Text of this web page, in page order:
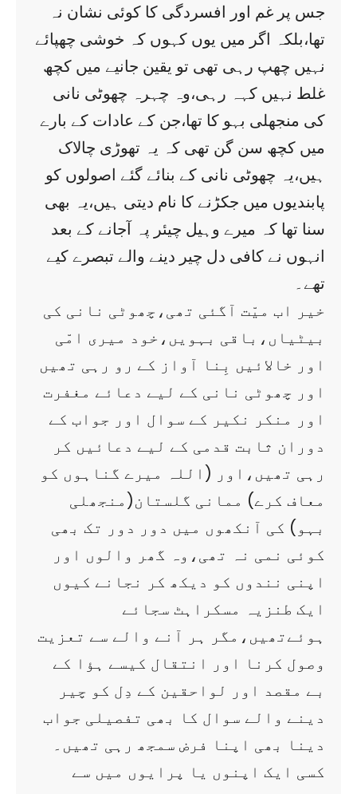
جس پر غم اور افسردگی کا کوئی نشان نہ
تھا،بلکہ اگر میں یوں کہوں کہ خوشی چھپائے
نہیں چھپ رہی تھی تو یقین جانیے میں کچھ
غلط نہیں کہہ رہی،وہ چہرہ چھوٹی نانی
کی منجھلی بہو کا تھا،جن کے عادات کے بارے
میں کچھ سن گن تھی کہ یہ تھوڑی چالاک
ہیں،یہ چھوٹی نانی کے بنائے گئے اصولوں کو
پابندیوں میں جکڑنے کا نام دیتی ہیں،یہ بھی
سنا تھا کہ میرے وہیل چیئر پہ آجانے کے بعد
انہوں نے کافی دل چیر دینے والے تبصرے کیے
تھے۔
خیر اب میّت آگئی تھی،چھوٹی نانی کی
بیٹیاں،باقی بہویں،خود میری امّی
اور خالائیں بِنا آواز کے رو رہی تھیں
اور چھوٹی نانی کے لیے دعائے مغفرت
اور منکر نکیر کے سوال اور جواب کے
دوران ثابت قدمی کے لیے دعائیں کر
رہی تھیں،اور (اللہ میرے گناہوں کو
معاف کرے) ممانی گلستان(منجھلی
بہو) کی آنکھوں میں دور دور تک بھی
کوئی نمی نہ تھی،وہ گھر والوں اور
اپنی نندوں کو دیکھ کر نجانے کیوں
ایک طنزیہ مسکراہٹ سجائے
ہوئےتھیں،مگر ہر آنے والے سے تعزیت
وصول کرنا اور انتقال کیسے ہؤا کے
بے مقصد اور لواحقین کے دِل کو چیر
دینے والے سوال کا بھی تفصیلی جواب
دینا بھی اپنا فرض سمجھ رہی تھیں۔
کسی ایک اپنوں یا پرایوں میں سے